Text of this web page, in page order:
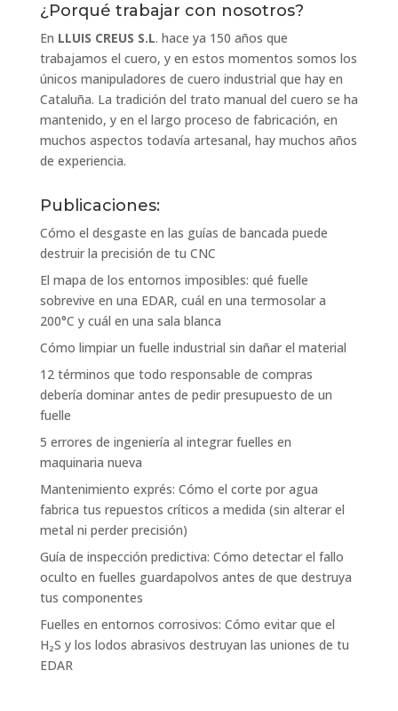
¿Porqué trabajar con nosotros?
En LLUIS CREUS S.L. hace ya 150 años que
trabajamos el cuero, y en estos momentos somos los
únicos manipuladores de cuero industrial que hay en
Cataluña. La tradición del trato manual del cuero se ha
mantenido, y en el largo proceso de fabricación, en
muchos aspectos todavía artesanal, hay muchos años
de experiencia.
Publicaciones:
Cómo el desgaste en las guías de bancada puede
destruir la precisión de tu CNC
El mapa de los entornos imposibles: qué fuelle
sobrevive en una EDAR, cuál en una termosolar a
200°C y cuál en una sala blanca
Cómo limpiar un fuelle industrial sin dañar el material
12 términos que todo responsable de compras
debería dominar antes de pedir presupuesto de un
fuelle
5 errores de ingeniería al integrar fuelles en
maquinaria nueva
Mantenimiento exprés: Cómo el corte por agua
fabrica tus repuestos críticos a medida (sin alterar el
metal ni perder precisión)
Guía de inspección predictiva: Cómo detectar el fallo
oculto en fuelles guardapolvos antes de que destruya
tus componentes
Fuelles en entornos corrosivos: Cómo evitar que el
H₂S y los lodos abrasivos destruyan las uniones de tu
EDAR